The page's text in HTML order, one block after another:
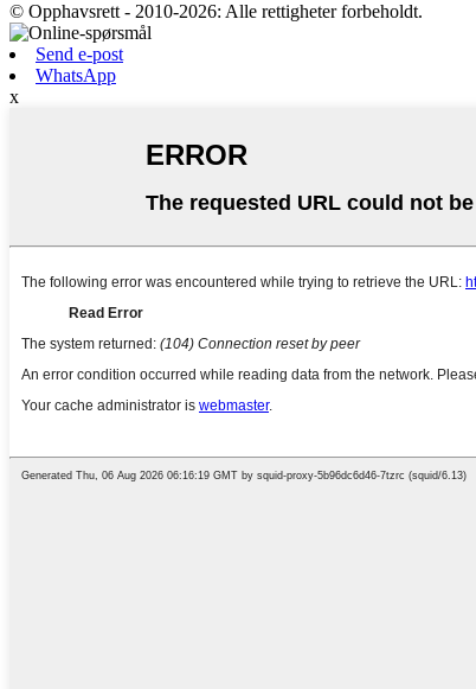
© Opphavsrett - 2010-2026: Alle rettigheter forbeholdt.
Send e-post
WhatsApp
x